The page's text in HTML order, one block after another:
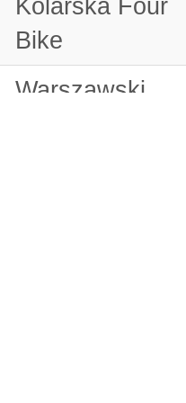
Kolarska Four
Bike
Warszawski